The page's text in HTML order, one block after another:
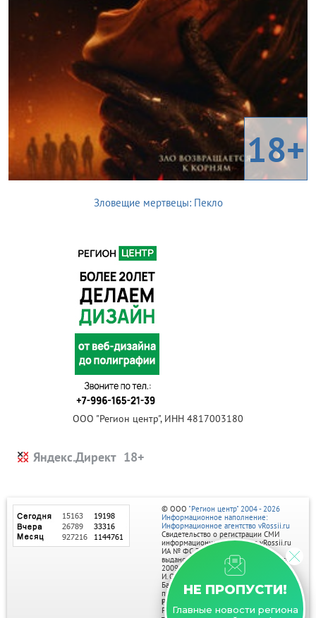
18+
Зловещие мертвецы: Пекло
ООО "Регион центр", ИНН 4817003180
Яндекс.Директ
НЕ ПРОПУСТИ!
Главные новости региона
© ООО "Регион центр" 2004 - 2026
Информационное наполнение:
Информационное агентство vRossii.ru
Свидетельство о регистрации СМИ
информационного агентства vRossii.ru
ИА № ФС 77‑35502
выдано РОСКОМНАДЗОРом 04 марта
2009г.
И. О. Главного редактора Нарыков А. Н.
Баннеры на портале размещаются на
правах рекламы.
Реклама на портале:
Рекламное агентство "Умный маркетинг"